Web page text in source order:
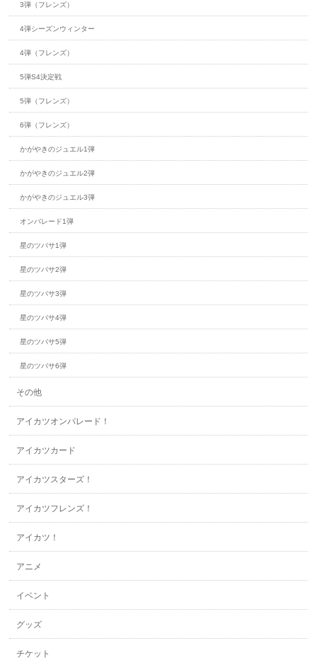
3弾（フレンズ）
4弾シーズンウィンター
4弾（フレンズ）
5弾S4決定戦
5弾（フレンズ）
6弾（フレンズ）
かがやきのジュエル1弾
かがやきのジュエル2弾
かがやきのジュエル3弾
オンパレード1弾
星のツバサ1弾
星のツバサ2弾
星のツバサ3弾
星のツバサ4弾
星のツバサ5弾
星のツバサ6弾
その他
アイカツオンパレード！
アイカツカード
アイカツスターズ！
アイカツフレンズ！
アイカツ！
アニメ
イベント
グッズ
チケット